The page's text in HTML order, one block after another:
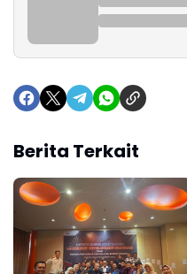
Berita Terkait